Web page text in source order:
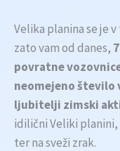
Velika planina se je
zato vam od danes,
povratne
neomejeno število
ljubitelji zimski
idilični Veliki
ter na sveži zrak.